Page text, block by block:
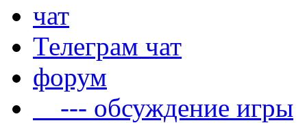
чат
Телеграм чат
форум
--- обсуждение игры